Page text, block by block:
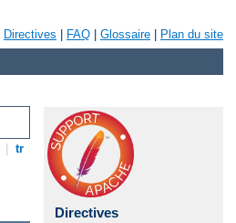
Directives FAQ Glossaire Plan du site
tr
Directives